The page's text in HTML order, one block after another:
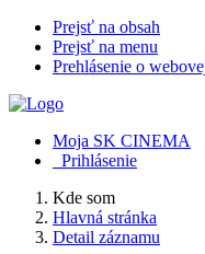
Prejsť na obsah
Prejsť na menu
Prehlásenie o
Moja SK CINEMA
Prihlásenie
Kde som
Hlavná stránka
Detail záznamu